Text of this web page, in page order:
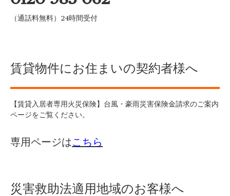
（通話料無料）24時間受付
賃貸物件にお住まいの契約者様へ
【賃貸入居者専用火災保険】台風・豪雨災害保険金請求のご案内
ページをご覧ください。
専用ページはこちら
災害救助法適用地域のお客様へ